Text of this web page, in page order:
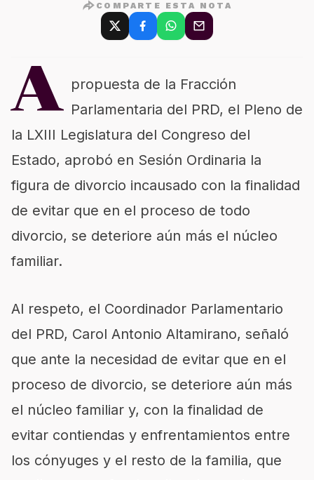
COMPARTE ESTA NOTA
A propuesta de la Fracción
Parlamentaria del PRD, el Pleno de
la LXIII Legislatura del Congreso del
Estado, aprobó en Sesión Ordinaria la
figura de divorcio incausado con la finalidad
de evitar que en el proceso de todo
divorcio, se deteriore aún más el núcleo
familiar.
Al respeto, el Coordinador Parlamentario
del PRD, Carol Antonio Altamirano, señaló
que ante la necesidad de evitar que en el
proceso de divorcio, se deteriore aún más
el núcleo familiar y, con la finalidad de
evitar contiendas y enfrentamientos entre
los cónyuges y el resto de la familia, que